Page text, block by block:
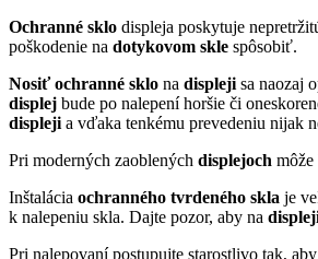
Ochranné sklo displeja poskytuje
poškodenie na dotykovom skle spôsobiť.
Nosiť ochranné sklo na displeji sa naozaj
displej bude po nalepení horšie či
displeji a vďaka tenkému prevedeniu nijak
Pri moderných zaoblených displejoch môže
Inštalácia ochranného tvrdeného skla je
k nalepeniu skla. Dajte pozor, aby na
Pri nalepovaní postupujte starostlivo tak,